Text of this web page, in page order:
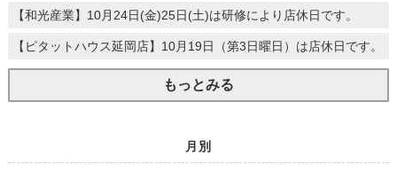
【和光産業】10月24日(金)25日(土)は研修により店休日です。
【ピタットハウス延岡店】10月19日（第3日曜日）は店休日です。
もっとみる
月別